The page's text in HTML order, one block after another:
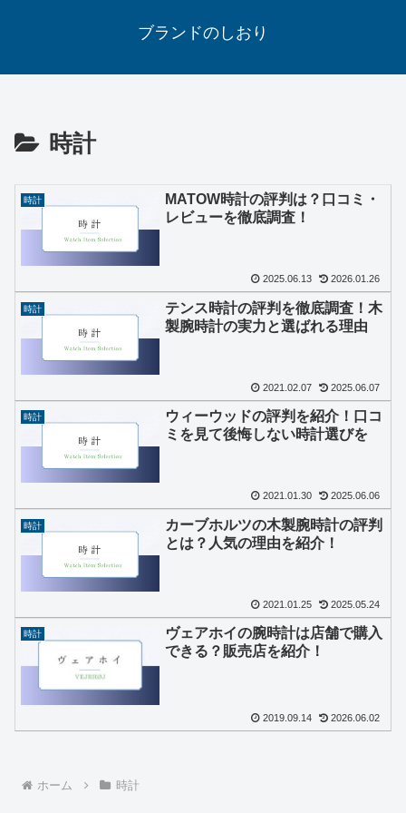
ブランドのしおり
時計
時計
MATOW時計の評判は？口コミ・
レビューを徹底調査！
2025.06.13 2026.01.26
時計
テンス時計の評判を徹底調査！木
製腕時計の実力と選ばれる理由
2021.02.07 2025.06.07
時計
ウィーウッドの評判を紹介！口コ
ミを見て後悔しない時計選びを
2021.01.30 2025.06.06
時計
カーブホルツの木製腕時計の評判
とは？人気の理由を紹介！
2021.01.25 2025.05.24
時計
ヴェアホイの腕時計は店舗で購入
できる？販売店を紹介！
2019.09.14 2026.06.02
ホーム 時計